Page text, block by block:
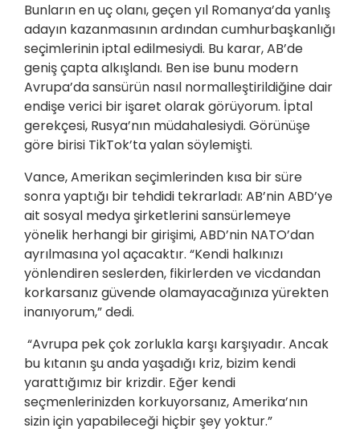
Bunların en uç olanı, geçen yıl Romanya’da yanlış
adayın kazanmasının ardından cumhurbaşkanlığı
seçimlerinin iptal edilmesiydi. Bu karar, AB’de
geniş çapta alkışlandı. Ben ise bunu modern
Avrupa’da sansürün nasıl normalleştirildiğine dair
endişe verici bir işaret olarak görüyorum. İptal
gerekçesi, Rusya’nın müdahalesiydi. Görünüşe
göre birisi TikTok’ta yalan söylemişti.
Vance, Amerikan seçimlerinden kısa bir süre
sonra yaptığı bir tehdidi tekrarladı: AB’nin ABD’ye
ait sosyal medya şirketlerini sansürlemeye
yönelik herhangi bir girişimi, ABD’nin NATO’dan
ayrılmasına yol açacaktır. “Kendi halkınızı
yönlendiren seslerden, fikirlerden ve vicdandan
korkarsanız güvende olamayacağınıza yürekten
inanıyorum,” dedi.
“Avrupa pek çok zorlukla karşı karşıyadır. Ancak
bu kıtanın şu anda yaşadığı kriz, bizim kendi
yarattığımız bir krizdir. Eğer kendi
seçmenlerinizden korkuyorsanız, Amerika’nın
sizin için yapabileceği hiçbir şey yoktur.”